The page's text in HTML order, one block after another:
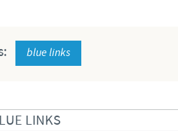
blue links
LINKS